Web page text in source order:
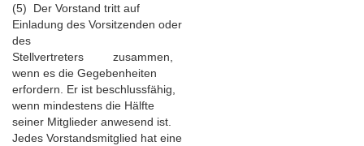
(5) Der Vorstand tritt auf
Einladung des Vorsitzenden oder
des
Stellvertreters zusammen,
wenn es die Gegebenheiten
erfordern. Er ist beschlussfähig,
wenn mindestens die Hälfte
seiner Mitglieder anwesend ist.
Jedes Vorstandsmitglied hat eine